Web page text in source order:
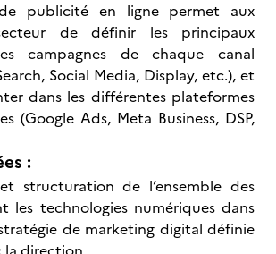
publicité en ligne permet aux
de définir les principaux
campagnes de chaque canal
Social Media, Display, etc.), et
dans les différentes plateformes
(Google Ads, Meta Business, DSP,
:
structuration de l’ensemble des
les technologies numériques dans
de marketing digital définie